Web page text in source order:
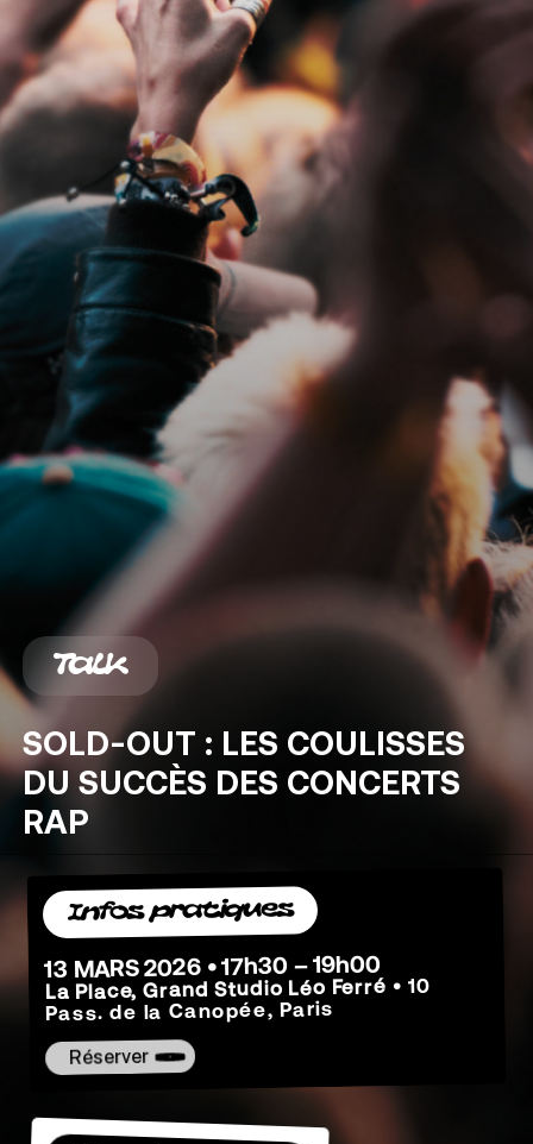
Talk
SOLD-OUT : LES COULISSES
DU SUCCÈS DES CONCERTS
RAP
Infos pratiques
13 MARS 2026 • 17h30 – 19h00
La Place, Grand Studio Léo Ferré • 10
Pass. de la Canopée, Paris
Réserver